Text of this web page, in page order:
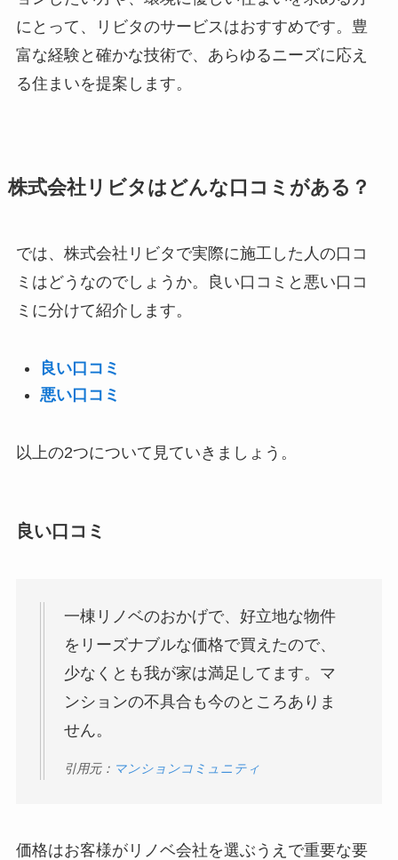
にとって、リビタのサービスはおすすめです。豊
富な経験と確かな技術で、あらゆるニーズに応え
る住まいを提案します。
株式会社リビタはどんな口コミがある？
では、株式会社リビタで実際に施工した人の口コ
ミはどうなのでしょうか。良い口コミと悪い口コ
ミに分けて紹介します。
良い口コミ
悪い口コミ
以上の2つについて見ていきましょう。
良い口コミ
一棟リノベのおかげで、好立地な物件
をリーズナブルな価格で買えたので、
少なくとも我が家は満足してます。マ
ンションの不具合も今のところありま
せん。
引用元： マンションコミュニティ
価格はお客様がリノベ会社を選ぶうえで重要な要